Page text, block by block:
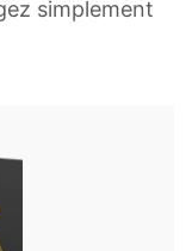
simplement